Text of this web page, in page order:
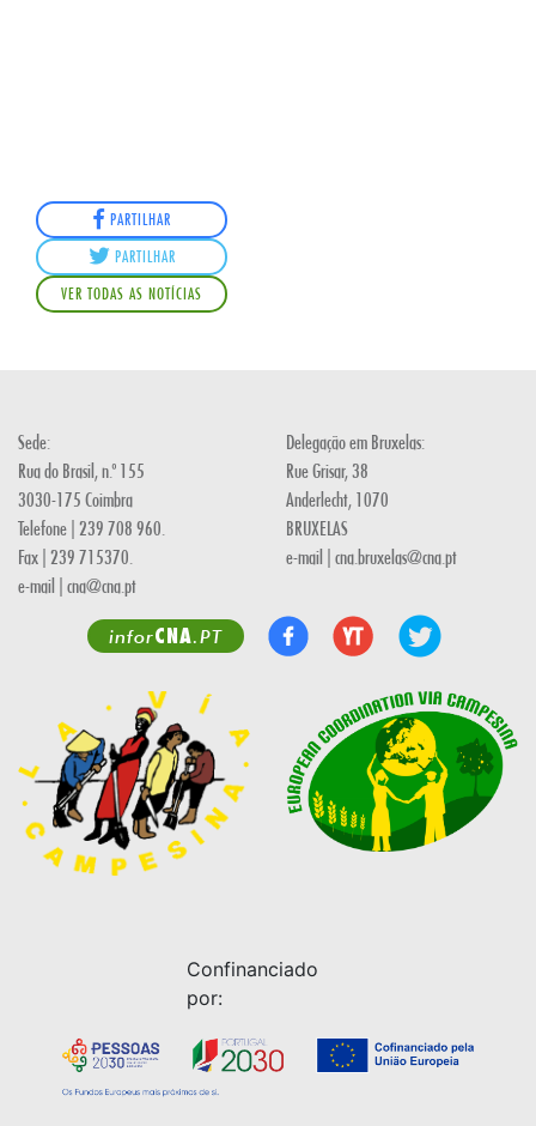
PARTILHAR
PARTILHAR
VER TODAS AS NOTÍCIAS
Sede:
Rua do Brasil, n.º 155
3030-175 Coimbra
Telefone | 239 708 960.
Fax | 239 715370.
e-mail | cna@cna.pt
Delegação em Bruxelas:
Rue Grisar, 38
Anderlecht, 1070
BRUXELAS
e-mail | cna.bruxelas@cna.pt
inforCNA.PT
Confinanciado
por: